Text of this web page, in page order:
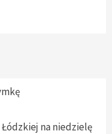
na niedzielę